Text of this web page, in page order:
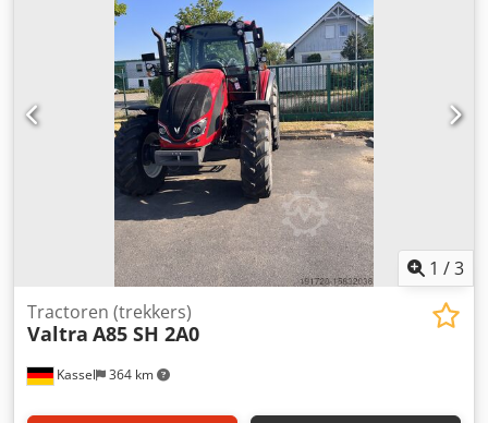
1 /3
Kassel 364 km
Tractoren (trekkers)
Valtra A85 SH 2A0